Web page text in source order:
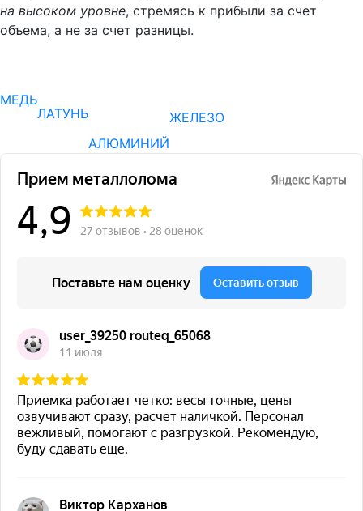
на высоком уровне, стремясь к прибыли за счет
объема, а не за счет разницы.
МЕДЬ
ЛАТУНЬ
АЛЮМИНИЙ
ЖЕЛЕЗО